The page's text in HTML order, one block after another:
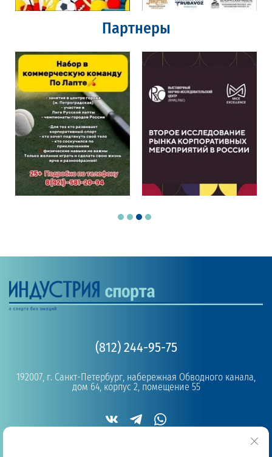
Партнеры
(812) 244-95-75
192007, г. Санкт-Петербург, набережная Обводного канала,
дом 64, корпус 2, помещение 55